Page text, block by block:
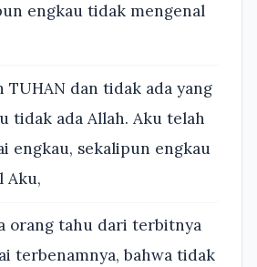
engkau tidak mengenal
TUHAN dan tidak ada yang
tidak ada Allah. Aku telah
engkau, sekalipun engkau
Aku,
orang tahu dari terbitnya
terbenamnya, bahwa tidak